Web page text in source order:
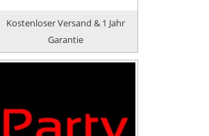
Kostenloser Versand & 1 Jahr
Garantie